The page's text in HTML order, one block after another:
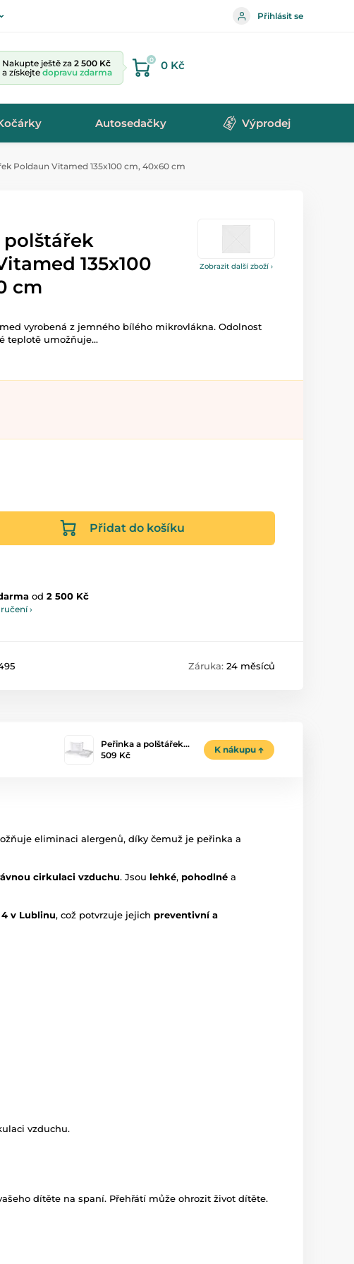
Přihlásit se
Nakupte ještě za 2 500 Kč
a získejte dopravu zdarma
0 0 Kč
Autosedačky Výprodej
Poldaun Vitamed 135x100 cm, 40x60 cm
Zobrazit další zboží ›
polštářek
135x100
cm
vyrobená z jemného bílého mikrovlákna. Odolnost
teplotě umožňuje...
Přidat do košíku
od 2 500 Kč
›
Záruka: 24 měsíců
Peřinka a polštářek…
509 Kč
K nákupu
eliminaci alergenů, díky čemuž je peřinka a
cirkulaci vzduchu. Jsou lehké, pohodlné a
v Lublinu, což potvrzuje jejich preventivní a
vzduchu.
dítěte na spaní. Přehřátí může ohrozit život dítěte.